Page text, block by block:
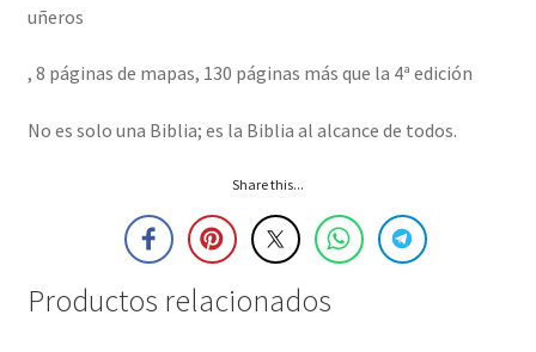
uñeros
, 8 páginas de mapas, 130 páginas más que la 4ª edición
No es solo una Biblia; es la Biblia al alcance de todos.
Share this...
Productos relacionados